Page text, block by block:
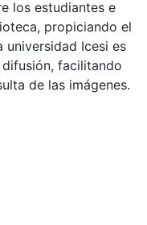
los estudiantes e
propiciando el
universidad Icesi es
facilitando
de las imágenes.